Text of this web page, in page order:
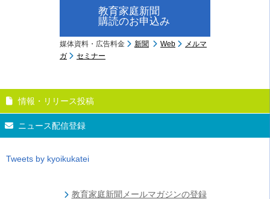
教育家庭新聞
購読のお申込み
媒体資料・広告料金 新聞 Web
メルマ
ガ
セミナー
情報・リリース投稿
ニュース配信登録
Tweets by kyoikukatei
教育家庭新聞メールマガジンの登録